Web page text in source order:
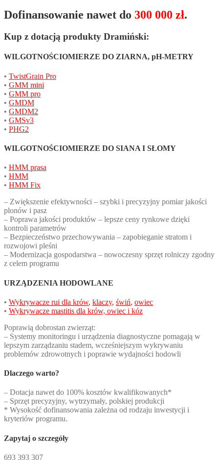
Dofinansowanie nawet do 300 000 zł.
Kup z dotacją produkty Dramiński:
WILGOTNOŚCIOMIERZE DO ZIARNA, pH-METRY
• TwistGrain Pro
• GMM mini
• GMM pro
• GMDM
• GMDM2
• GMSv3
• PHG2
WILGOTNOŚCIOMIERZE DO SIANA I SŁOMY
• HMM prasa
• HMM
• HMM Fix
– Zwiększenie efektywności – szybki i precyzyjny pomiar jakości
plonów i pasz
– Poprawa jakości produktów – lepsze ceny rynkowe dzięki
kontroli parametrów
– Bezpieczeństwo przechowywania – zapobieganie stratom i
rozwojowi pleśni
– Modernizacja gospodarstwa – nowoczesny sprzęt rolniczy zgodny
z celem programu
URZĄDZENIA HODOWLANE
• Wykrywacze rui dla krów, klaczy, świń, owiec
• Wykrywacze mastitis dla krów, owiec i kóz
Poprawią dobrostan zwierząt:
– Systemy monitoringu i urządzenia diagnostyczne pomagają w
lepszym zarządzaniu stadem, wcześniejszym wykrywaniu
problemów zdrowotnych i poprawie wydajności hodowli
Dlaczego warto?
– Dotacja nawet do 100% kosztów kwalifikowanych*
– Sprzęt precyzyjny, wytrzymały, polskiej produkcji
* Wysokość dofinansowania zależna od rodzaju inwestycji i
kryteriów programu.
Zapytaj o szczegóły
693 393 307